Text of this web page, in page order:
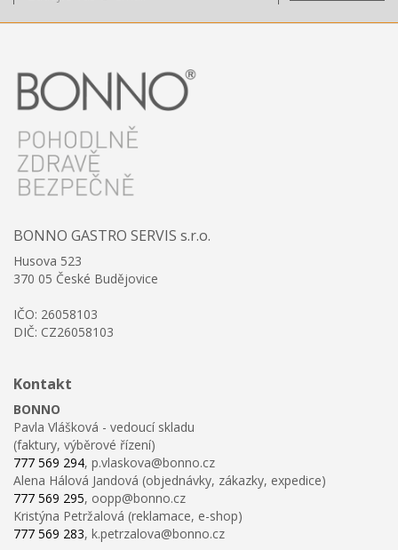
BONNO GASTRO SERVIS s.r.o.
Husova 523
370 05 České Budějovice
IČO: 26058103
DIČ: CZ26058103
Kontakt
BONNO
Pavla Vlášková - vedoucí skladu
(faktury, výběrové řízení)
777 569 294, p.vlaskova@bonno.cz
Alena Hálová Jandová (objednávky, zákazky, expedice)
777 569 295, oopp@bonno.cz
Kristýna Petržalová (reklamace, e-shop)
777 569 283, k.petrzalova@bonno.cz